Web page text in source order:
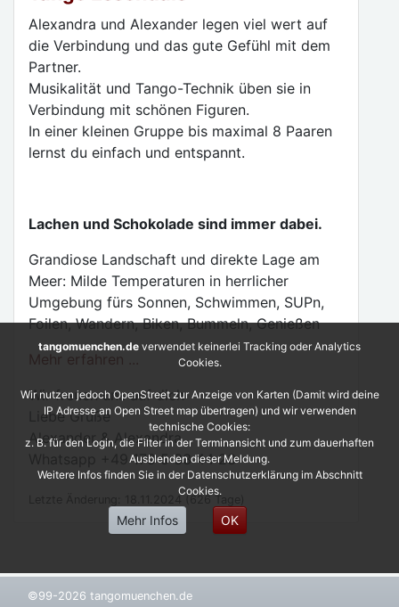
Alexandra und Alexander legen viel wert auf
die Verbindung und das gute Gefühl mit dem
Partner.
Musikalität und Tango-Technik üben sie in
Verbindung mit schönen Figuren.
In einer kleinen Gruppe bis maximal 8 Paaren
lernst du einfach und entspannt.
Lachen und Schokolade sind immer dabei.
Grandiose Landschaft und direkte Lage am
Meer: Milde Temperaturen in herrlicher
Umgebung fürs Sonnen, Schwimmen, SUPn,
Foilen, Wandern, Biken, Bummeln, Genießen
Mehr erfahren ...
Wir freuen uns auf dich
Liebe Grüße
Alexander & Alexandra
Whatsapp +49 179 5 33 44 23
Letzte Änderung: 18.11.2024 (626 Tage)
©99-2026 tangomuenchen.de
tangomuenchen.de verwendet keinerlei Tracking oder Analytics
Cookies.
Wir nutzen jedoch OpenStreet zur Anzeige von Karten (Damit wird deine
IP Adresse an Open Street map übertragen) und wir verwenden
technische Cookies:
z. B. für den Login, die Filter in der Terminansicht und zum dauerhaften
Ausblenden dieser Meldung.
Weitere Infos finden Sie in der Datenschutzerklärung im Abschnitt
Cookies.
Mehr Infos OK